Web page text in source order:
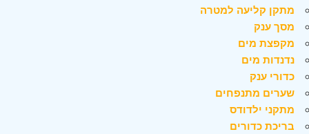
מתקן קליעה למטרה
מסך ענק
מקפצת מים
נדנדות מים
כדורי ענק
שערים מתנפחים
מתקני ילדודס
בריכת כדורים